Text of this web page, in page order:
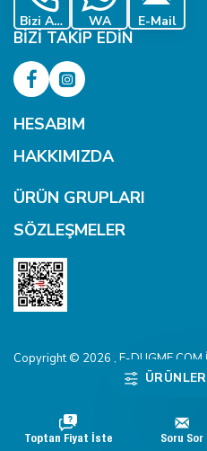
Toptan Fiyat İste Soru Sor
Bizi Ara WA E-Mail
BIZI TAKIP EDIN
HESABIM
HAKKIMIZDA
ÜRÜN GRUPLARI
SÖZLEŞMELER
Copyright © 2026 , E-DUGME.COM